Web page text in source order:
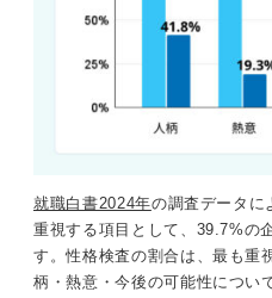
就職白書2024年の調査データに
重視する項目として、39.7%の
す。性格検査の割合は、最も重
柄・熱意・今後の可能性につい